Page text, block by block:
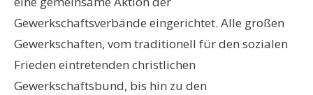
Gewerkschaftsverbände eingerichtet. Alle großen
Gewerkschaften, vom traditionell für den sozialen
Frieden eintretenden christlichen
Gewerkschaftsbund, bis hin zu den